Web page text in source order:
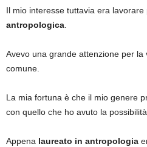
Il mio interesse tuttavia era lavorare
antropologica.
Avevo una grande attenzione per
comune.
La mia fortuna è che il mio genere
con quello che ho avuto la
Appena laureato in antropologia